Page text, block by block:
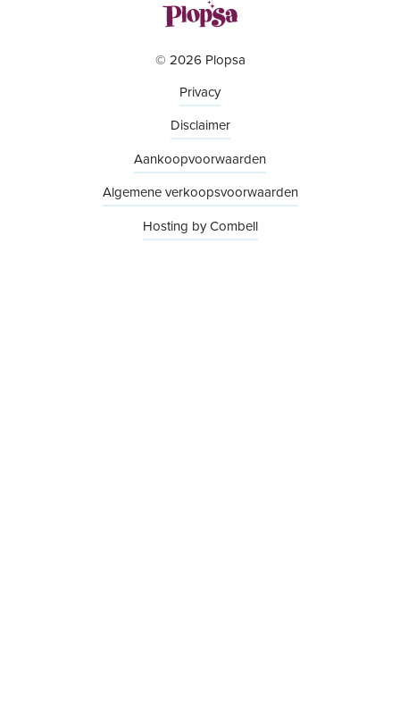
© 2026 Plopsa
Privacy
Disclaimer
Aankoopvoorwaarden
Algemene verkoopsvoorwaarden
Hosting by Combell